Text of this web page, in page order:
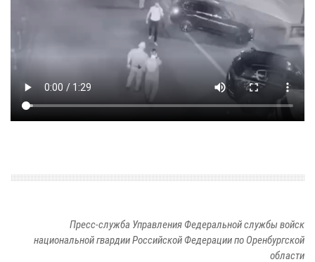
Пресс-служба Управления Федеральной службы войск
национальной гвардии Российской Федерации по Оренбургской
области